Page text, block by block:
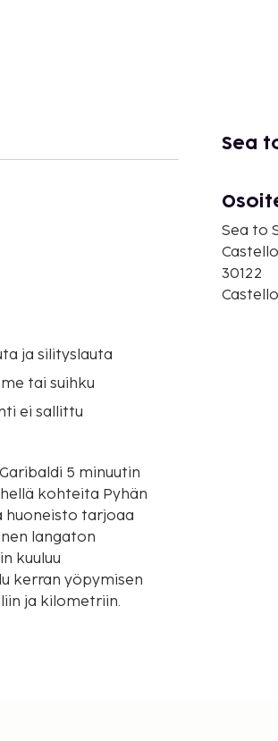
ja silityslauta
tai suihku
ei sallittu
5 minuutin
huoneisto tarjoaa
langaton
kerran yöpymisen
ja kilometriin.
Sea
Sea to
30122